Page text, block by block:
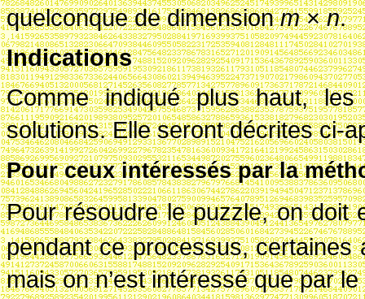
quelconque de dimensionm×n.
Indications
Comme indiqué plus haut,
solutions. Elle seront décrites ci-
Pour ceux intéressés par la
Pour résoudre le puzzle, on doit
pendant ce processus,
mais on n’est intéressé que par